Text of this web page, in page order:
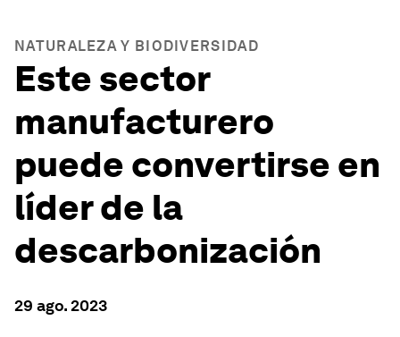
NATURALEZA Y BIODIVERSIDAD
Este sector
manufacturero
puede convertirse en
líder de la
descarbonización
29 ago. 2023